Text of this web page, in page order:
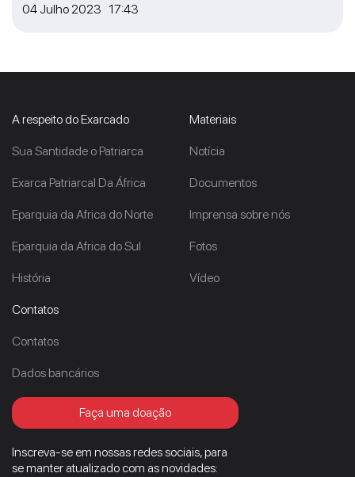
04 Julho 2023 17:43
A respeito do Exarcado
Sua Santidade o Patriarca
Exarca Patriarcal Da África
Eparquia da Africa do Norte
Eparquia da Africa do Sul
História
Materiais
Notícia
Documentos
Imprensa sobre nós
Fotos
Vídeo
Contatos
Contatos
Dados bancários
Faça uma doação
Inscreva-se em nossas redes sociais, para
se manter atualizado com as novidades: